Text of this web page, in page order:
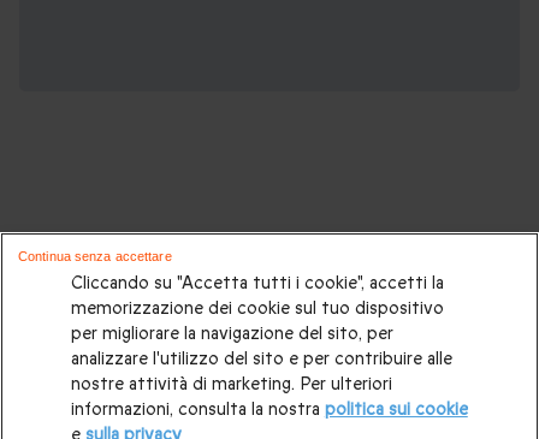
Potrebbero piacerti anche questi cofanetti
regalo:
Cosa regalare?|Idee regalo originali|Perchè regalare una
gift card|Buono regalo|Regali di compleanno
per la coppia|Regalo per matrimonio|Regalo anniversario
Cliccando su "Accetta tutti i cookie", accetti la
memorizzazione dei cookie sul tuo dispositivo
per migliorare la navigazione del sito, per
analizzare l'utilizzo del sito e per contribuire alle
nostre attività di marketing. Per ulteriori
informazioni, consulta la nostra politica sui cookie
Continua senza accettare